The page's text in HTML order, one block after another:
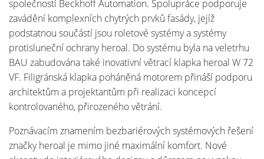
společností Beckhoff Automation. Spolupráce podporuje
zavádění komplexních chytrých prvků fasády, jejíž
podstatnou součástí jsou roletové systémy a systémy
protisluneční ochrany heroal. Do systému byla na veletrhu
BAU zabudována také inovativní větrací klapka heroal W 72
VF. Filigránská klapka poháněná motorem přináší podporu
architektům a projektantům při realizaci koncepcí
kontrolovaného, přirozeného větrání.
Poznávacím znamením bezbariérových systémových řešení
značky heroal je mimo jiné maximální komfort. Nové